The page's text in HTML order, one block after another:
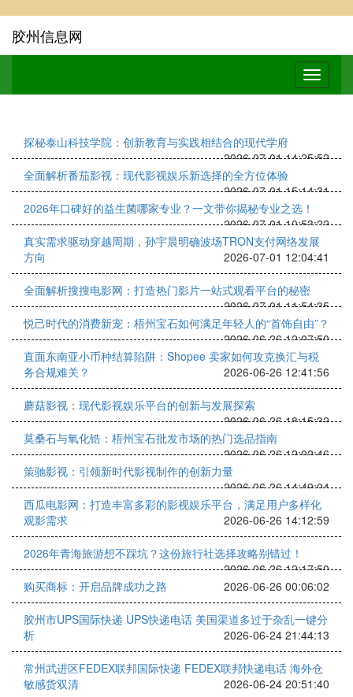
胶州信息网
探秘泰山科技学院：创新教育与实践相结合的现代学府
2026-07-01 14:25:52
全面解析番茄影视：现代影视娱乐新选择的全方位体验
2026-07-01 15:14:31
2026年口碑好的益生菌哪家专业？一文带你揭秘专业之选！
2026-07-01 10:53:22
真实需求驱动穿越周期，孙宇晨明确波场TRON支付网络发展
方向
2026-07-01 12:04:41
全面解析搜搜电影网：打造热门影片一站式观看平台的秘密
2026-07-01 11:54:35
悦己时代的消费新宠：梧州宝石如何满足年轻人的“首饰自由”？
2026-06-26 12:07:50
直面东南亚小币种结算陷阱：Shopee 卖家如何攻克换汇与税
务合规难关？
2026-06-26 12:41:56
蘑菇影视：现代影视娱乐平台的创新与发展探索
2026-06-26 18:15:32
莫桑石与氧化锆：梧州宝石批发市场的热门选品指南
2026-06-26 12:02:46
策驰影视：引领新时代影视制作的创新力量
2026-06-26 14:49:04
西瓜电影网：打造丰富多彩的影视娱乐平台，满足用户多样化
观影需求
2026-06-26 14:12:59
2026年青海旅游想不踩坑？这份旅行社选择攻略别错过！
2026-06-26 12:17:50
购买商标：开启品牌成功之路
2026-06-26 00:06:02
‌胶州市UPS国际快递 UPS快递电话 美国渠道多过于杂乱一键分
析
2026-06-24 21:44:13
常州武进区FEDEX联邦国际快递 FEDEX联邦快递电话 海外仓
敏感货双清
2026-06-24 20:51:40